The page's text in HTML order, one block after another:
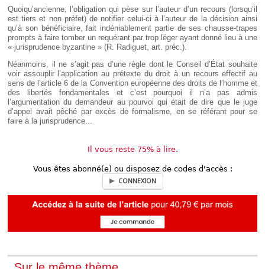
Quoiqu’ancienne, l’obligation qui pèse sur l’auteur d’un recours (lorsqu’il
est tiers et non préfet) de notifier celui-ci à l’auteur de la décision ainsi
qu’à son bénéficiaire, fait indéniablement partie de ses chausse-trapes
prompts à faire tomber un requérant par trop léger ayant donné lieu à une
« jurisprudence byzantine » (R. Radiguet, art. préc.).
Néanmoins, il ne s’agit pas d’une règle dont le Conseil d’État souhaite
voir assouplir l’application au prétexte du droit à un recours effectif au
sens de l’article 6 de la Convention européenne des droits de l’homme et
des libertés fondamentales et c’est pourquoi il n’a pas admis
l’argumentation du demandeur au pourvoi qui était de dire que le juge
d’appel avait pêché par excès de formalisme, en se référant pour se
faire à la jurisprudence...
Il vous reste 75% à lire.
Vous êtes abonné(e) ou disposez de codes d'accès :
CONNEXION